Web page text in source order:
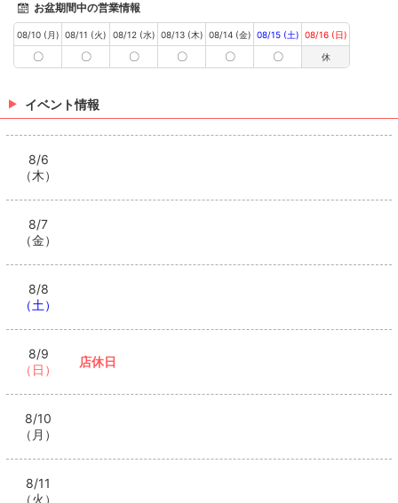
お盆期間中の営業情報
08/10 (月)
〇
08/11 (火)
〇
08/12 (水)
〇
08/13 (木)
〇
08/14 (金)
〇
08/15 (土)
〇
08/16 (日)
休
イベント情報
8/6
（木）
8/7
（金）
8/8
（土）
8/9
（日）
店休日
8/10
（月）
8/11
（火）